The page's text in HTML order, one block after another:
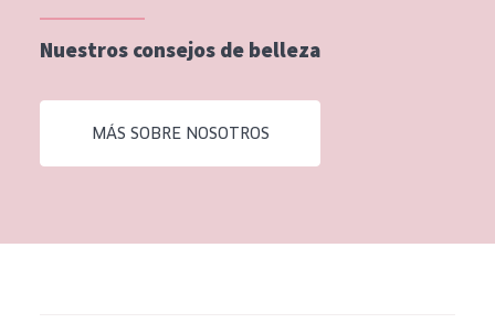
Piel mixata o grasa
Piel madura
Piel expuesta al sol
Piel menopáusica
Todas las edades
Nuestros consejos de belleza
MÁS SOBRE NOSOTROS